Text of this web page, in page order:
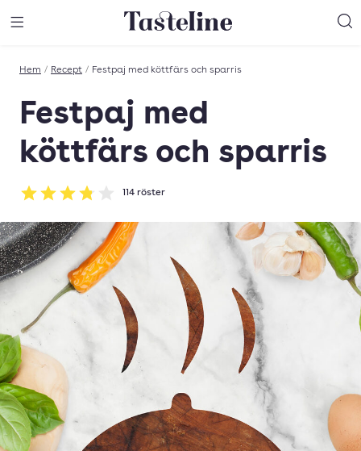
Till Tastelines startsida
Hem / Recept / Festpaj med köttfärs och sparris
Festpaj med
köttfärs och sparris
Betyg: 3.81 av 5
114 röster